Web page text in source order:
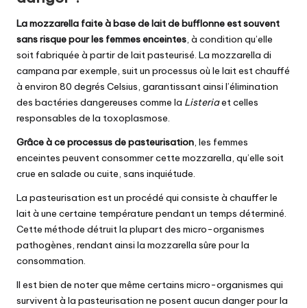
La mozzarella faite à base de lait de bufflonne est souvent
sans risque pour les femmes enceintes, à condition qu’elle
soit fabriquée à partir de lait pasteurisé. La mozzarella di
campana par exemple, suit un processus où le lait est chauffé
à environ 80 degrés Celsius, garantissant ainsi l’élimination
des bactéries dangereuses comme la Listeriaet celles
responsables de la toxoplasmose.
Grâce à ce processus de pasteurisation, les femmes
enceintes peuvent consommer cette mozzarella, qu’elle soit
crue en salade ou cuite, sans inquiétude.
La pasteurisation est un procédé qui consiste à chauffer le
lait à une certaine température pendant un temps déterminé.
Cette méthode détruit la plupart des micro-organismes
pathogènes, rendant ainsi la mozzarella sûre pour la
consommation.
Il est bien de noter que même certains micro-organismes qui
survivent à la pasteurisation ne posent aucun danger pour la